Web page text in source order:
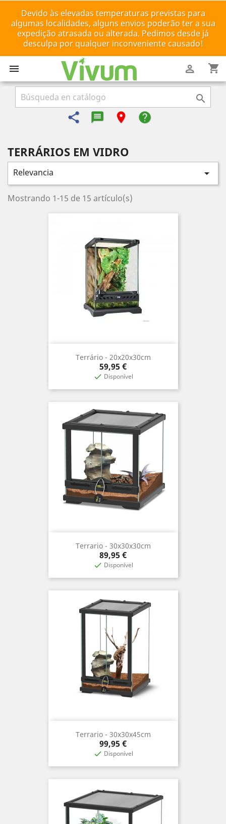
Devido às elevadas temperaturas previstas para
algumas localidades, alguns envios poderão ter a sua
expedição atrasada ou alterada. Pedimos desde já
desculpa por qualquer inconveniente causado!
 shopping_cart


share message-reply-text
room help
TERRÁRIOS EM VIDRO
Relevancia 
Mostrando 1-15 de 15 artículo(s)
Terrário - 20x20x30cm
Precio
59,95 €
 Disponível
Terrario - 30x30x30cm
Precio
89,95 €
 Disponível
Terrario - 30x30x45cm
Precio
99,95 €
 Disponível